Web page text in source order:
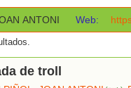
ANTONI Web:
de troll